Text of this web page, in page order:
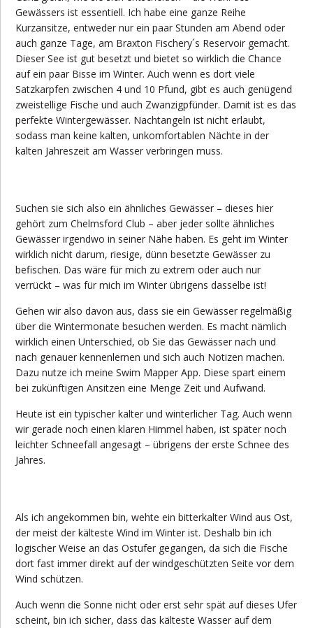
Gewässers ist essentiell. Ich habe eine ganze Reihe
Kurzansitze, entweder nur ein paar Stunden am Abend oder
auch ganze Tage, am Braxton Fischery´s Reservoir gemacht.
Dieser See ist gut besetzt und bietet so wirklich die Chance
auf ein paar Bisse im Winter. Auch wenn es dort viele
Satzkarpfen zwischen 4 und 10 Pfund, gibt es auch genügend
zweistellige Fische und auch Zwanzigpfünder. Damit ist es das
perfekte Wintergewässer. Nachtangeln ist nicht erlaubt,
sodass man keine kalten, unkomfortablen Nächte in der
kalten Jahreszeit am Wasser verbringen muss.
Suchen sie sich also ein ähnliches Gewässer – dieses hier
gehört zum Chelmsford Club – aber jeder sollte ähnliches
Gewässer irgendwo in seiner Nähe haben. Es geht im Winter
wirklich nicht darum, riesige, dünn besetzte Gewässer zu
befischen. Das wäre für mich zu extrem oder auch nur
verrückt – was für mich im Winter übrigens dasselbe ist!
Gehen wir also davon aus, dass sie ein Gewässer regelmäßig
über die Wintermonate besuchen werden. Es macht nämlich
wirklich einen Unterschied, ob Sie das Gewässer nach und
nach genauer kennenlernen und sich auch Notizen machen.
Dazu nutze ich meine Swim Mapper App. Diese spart einem
bei zukünftigen Ansitzen eine Menge Zeit und Aufwand.
Heute ist ein typischer kalter und winterlicher Tag. Auch wenn
wir gerade noch einen klaren Himmel haben, ist später noch
leichter Schneefall angesagt – übrigens der erste Schnee des
Jahres.
Als ich angekommen bin, wehte ein bitterkalter Wind aus Ost,
der meist der kälteste Wind im Winter ist. Deshalb bin ich
logischer Weise an das Ostufer gegangen, da sich die Fische
dort fast immer direkt auf der windgeschützten Seite vor dem
Wind schützen.
Auch wenn die Sonne nicht oder erst sehr spät auf dieses Ufer
scheint, bin ich sicher, dass das kälteste Wasser auf dem